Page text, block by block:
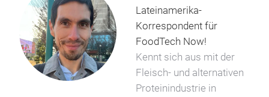
Lateinamerika-
Korrespondent für
FoodTech Now!
Kennt sich aus mit der
Fleisch- und alternativen
Proteinindustrie in